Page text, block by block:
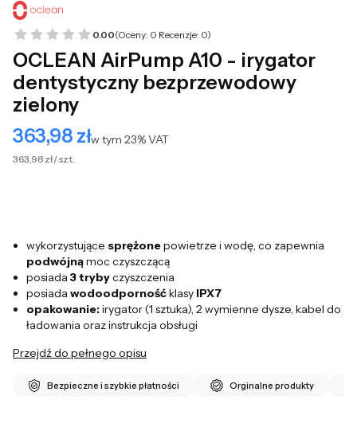
0.00(Oceny: 0 Recenzje: 0)
OCLEAN AirPump A10 - irygator
dentystyczny bezprzewodowy
zielony
Cena
363,98 złw tym 23% VAT
w tym23%VAT
363,98 zł / szt.
wykorzystujące sprężonepowietrze i wodę, co zapewnia
podwójnąmoc czyszczącą
posiada 3 trybyczyszczenia
posiada wodoodpornośćklasy IPX7
opakowanie:irygator (1 sztuka), 2 wymienne dysze, kabel do
ładowania oraz instrukcja obsługi
Przejdź do pełnego opisu
Bezpieczne i szybkie płatności Orginalne produkty